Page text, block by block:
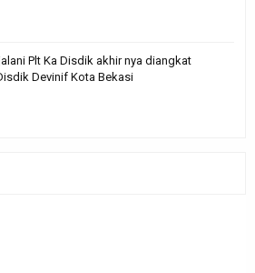
Plt Ka Disdik akhir nya diangkat
Devinif Kota Bekasi